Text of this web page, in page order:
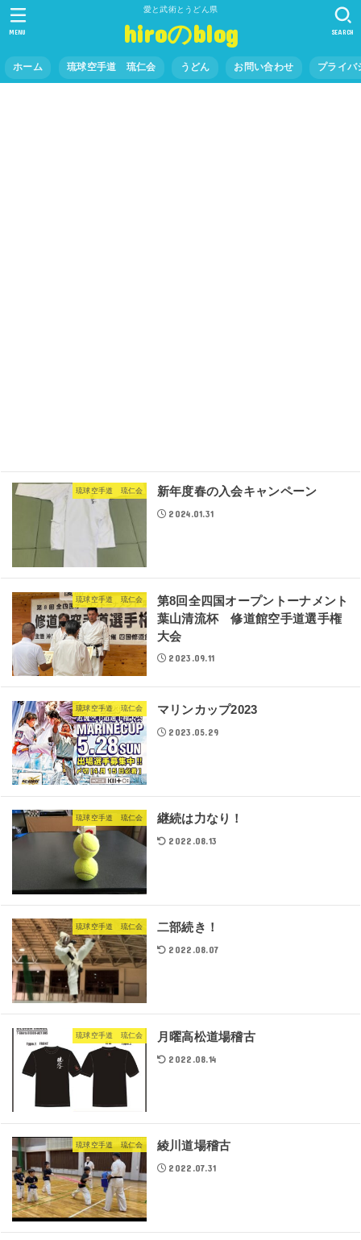
愛と武術とうどん県
hiroのblog
ホーム 琉球空手道 琉仁会 うどん お問い合わせ プライバ
SEARCH
MENU
琉球空手道 琉仁会 新年度春の入会キャンペーン
2024.01.31
琉球空手道 琉仁会
第8回全四国オープントーナメント
葉山清流杯 修道館空手道選手権
大会
2023.09.11
琉球空手道 琉仁会 マリンカップ2023
2023.05.29
琉球空手道 琉仁会 継続は力なり！
2022.08.13
琉球空手道 琉仁会 二部続き！
2022.08.07
琉球空手道 琉仁会 月曜高松道場稽古
2022.08.14
琉球空手道 琉仁会 綾川道場稽古
2022.07.31